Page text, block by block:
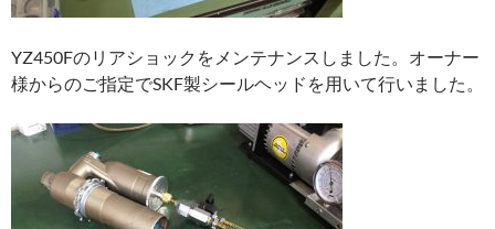
YZ450Fのリアショックをメンテナンスしました。オーナー
様からのご指定でSKF製シールヘッドを用いて行いました。